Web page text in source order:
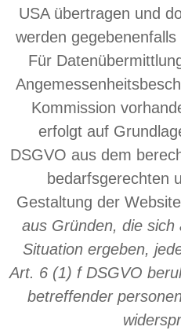
USA übertragen und
werden
Für
Kommission
erfolgt auf
DSGVO aus dem
bedarfsgerechten
Gestaltung der
aus Gründen, die
Situation ergeben,
Art. 6 (1) f DSGVO
betreffender